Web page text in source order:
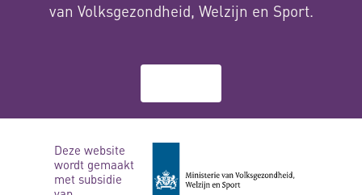
van Volksgezondheid, Welzijn en Sport.
Deze website
wordt gemaakt
met subsidie